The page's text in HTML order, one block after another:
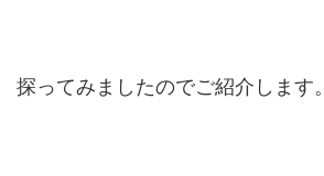
探ってみましたのでご紹介します。